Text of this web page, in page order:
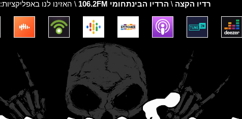
רדיו הקצה \ הרדיו הבינתחומי 106.2FM \ האזינו לנו באפליקציות: